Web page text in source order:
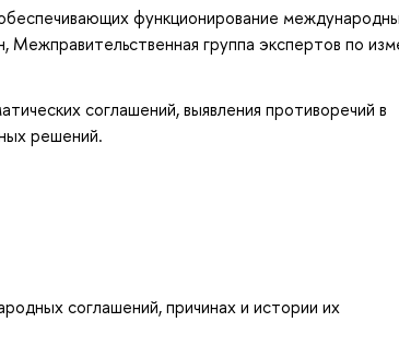
функционирование
группа экспертов по
соглашений, выявления противоречий в
решений.
соглашений, причинах и истории их